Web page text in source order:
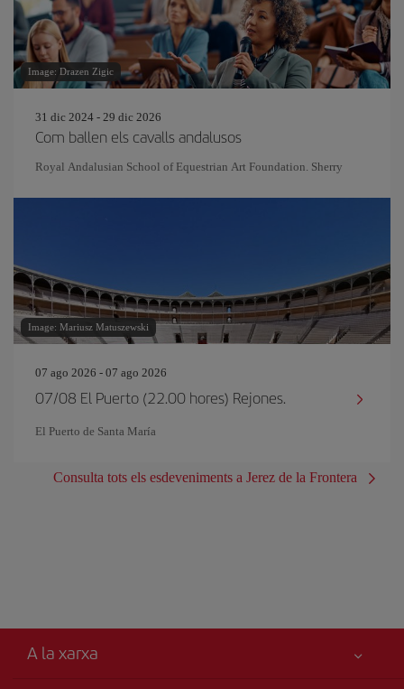
Image: Drazen Zigic
31 dic 2024 - 29 dic 2026
Com ballen els cavalls andalusos
Royal Andalusian School of Equestrian Art Foundation. Sherry
Image: Mariusz Matuszewski
07 ago 2026 - 07 ago 2026
07/08 El Puerto (22.00 hores) Rejones.
El Puerto de Santa María
Consulta tots els esdeveniments a Jerez de la Frontera
A la xarxa